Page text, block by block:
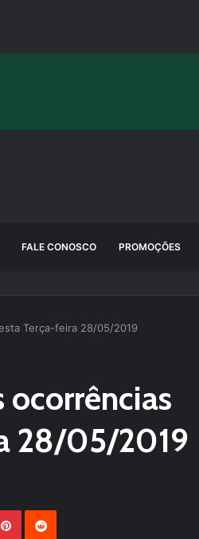
FALE CONOSCO PROMOÇÕES
Terça-feira 28/05/2019
ocorrências
28/05/2019
Pinterest